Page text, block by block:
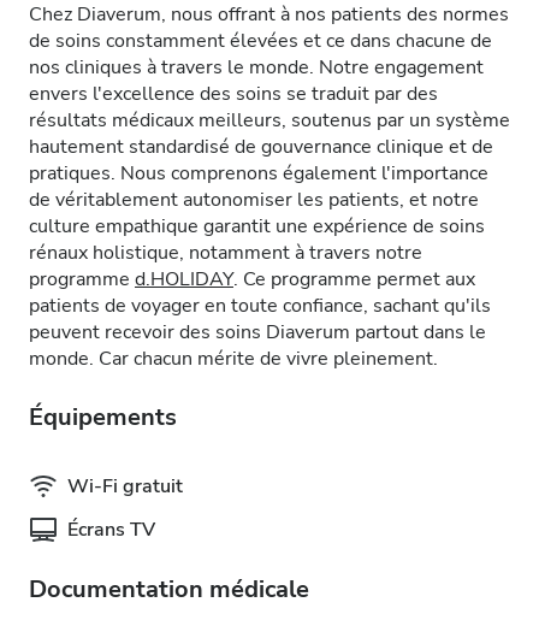
Chez Diaverum, nous offrant à nos patients des normes
de soins constamment élevées et ce dans chacune de
nos cliniques à travers le monde. Notre engagement
envers l'excellence des soins se traduit par des
résultats médicaux meilleurs, soutenus par un système
hautement standardisé de gouvernance clinique et de
pratiques. Nous comprenons également l'importance
de véritablement autonomiser les patients, et notre
culture empathique garantit une expérience de soins
rénaux holistique, notamment à travers notre
programme d.HOLIDAY. Ce programme permet aux
patients de voyager en toute confiance, sachant qu'ils
peuvent recevoir des soins Diaverum partout dans le
monde. Car chacun mérite de vivre pleinement.
Équipements
Wi-Fi gratuit
Écrans TV
Documentation médicale